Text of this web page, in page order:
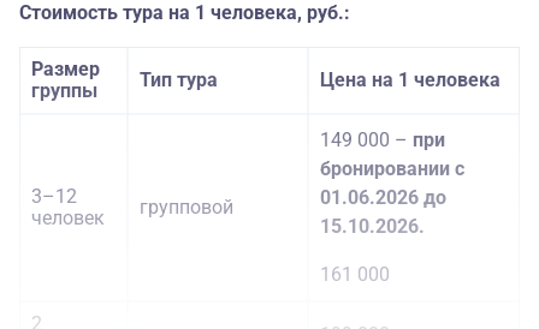
Стоимость тура на 1 человека, руб.:
Размер
группы
Тип тура Цена на 1 человека
3–12
человек
групповой
149 000 – при
бронировании с
01.06.2026 до
15.10.2026.
161 000
2